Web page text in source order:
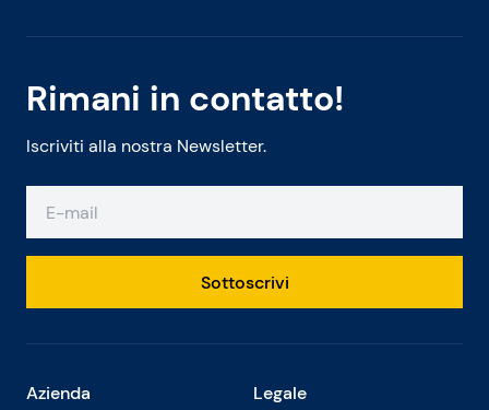
Rimani in contatto!
Iscriviti alla nostra Newsletter.
Sottoscrivi
Azienda Legale